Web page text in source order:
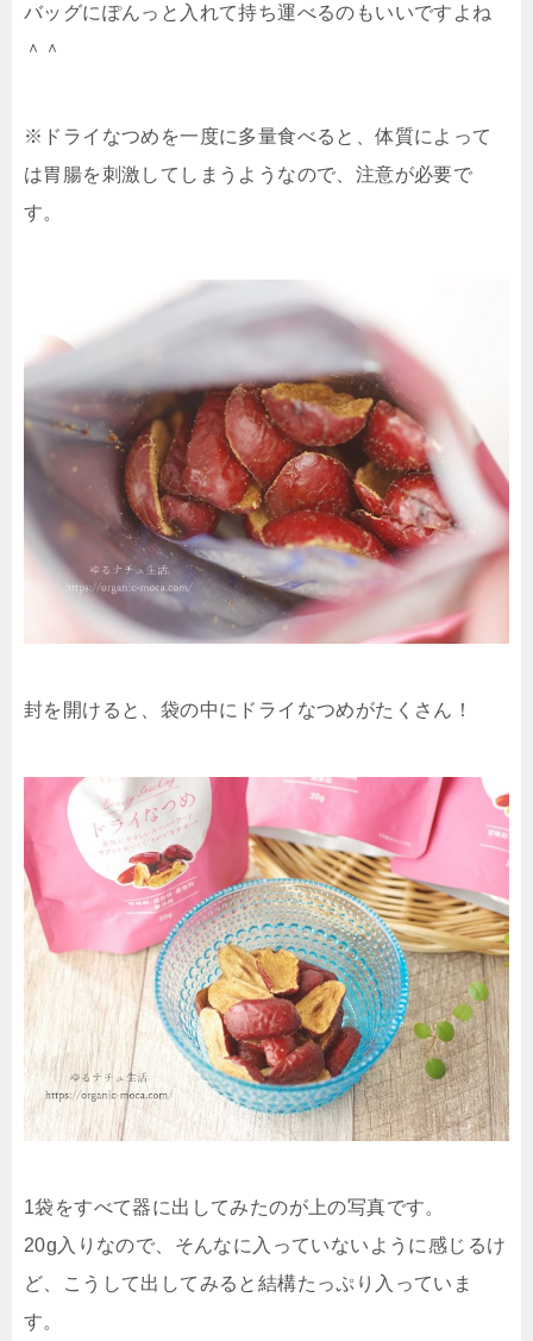
バッグにぽんっと入れて持ち運べるのもいいですよね
＾＾
※ドライなつめを一度に多量食べると、体質によって
は胃腸を刺激してしまうようなので、注意が必要で
す。
封を開けると、袋の中にドライなつめがたくさん！
1袋をすべて器に出してみたのが上の写真です。
20g入りなので、そんなに入っていないように感じるけ
ど、こうして出してみると結構たっぷり入っていま
す。